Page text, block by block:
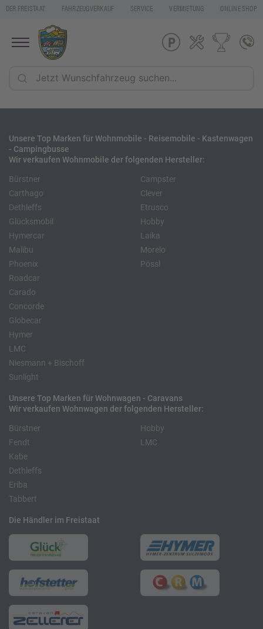
DER FREISTAAT FAHRZEUGVERKAUF SERVICE VERMIETUNG ONLINE SHOP
Unsere Top Marken für Wohnmobile - Reisemobile - Kastenwagen
- Campingbusse
Wir verkaufen Wohnmobile der folgenden Hersteller:
Bürstner
Carthago
Dethleffs
Glücksmobil
Hymercar
Malibu
Phoenix
Roadcar
Campster
Clever
Etrusco
Hobby
Laika
Morelo
Pössl
Carado
Concorde
Globecar
Hymer
LMC
Niesmann + Bischoff
Sunlight
Unsere Top Marken für Wohnwagen - Caravans
Wir verkaufen Wohnwagen der folgenden Hersteller:
Bürstner
Fendt
Kabe
Hobby
LMC
Dethleffs
Eriba
Tabbert
Die Händler im Freistaat